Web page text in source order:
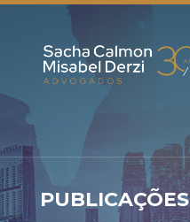
PUBLICAÇÕES